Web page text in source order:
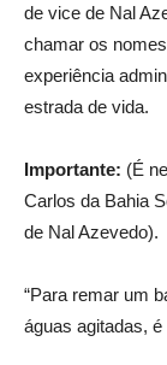
de vice de Nal
chamar os
experiência
estrada de vida.
Importante: (É
Carlos da Bahia
de Nal Azevedo).
“Para remar um
águas agitadas,